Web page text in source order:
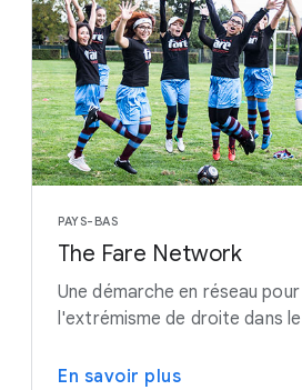
PAYS-BAS
The Fare Network
Une démarche en réseau
l'extrémisme de droite dans
En savoir plus